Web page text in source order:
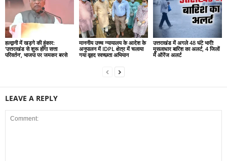
हल्द्वानी में खड़गे की हुंकार:
‘उत्तराखंड से शुरू होगा सत्ता
परिवर्तन’, भाजपा पर जमकर बरसे
माननीय उच्च न्यायालय के आदेश के
अनुपालन में IDPL क्षेत्र में चलाया
गया वृहद स्वच्छता अभियान
उत्तराखंड में अगले 48 घंटे भारी!
मूसलाधार बारिश का अलर्ट, 4 जिलों
में ऑरेंज अलर्ट
LEAVE A REPLY